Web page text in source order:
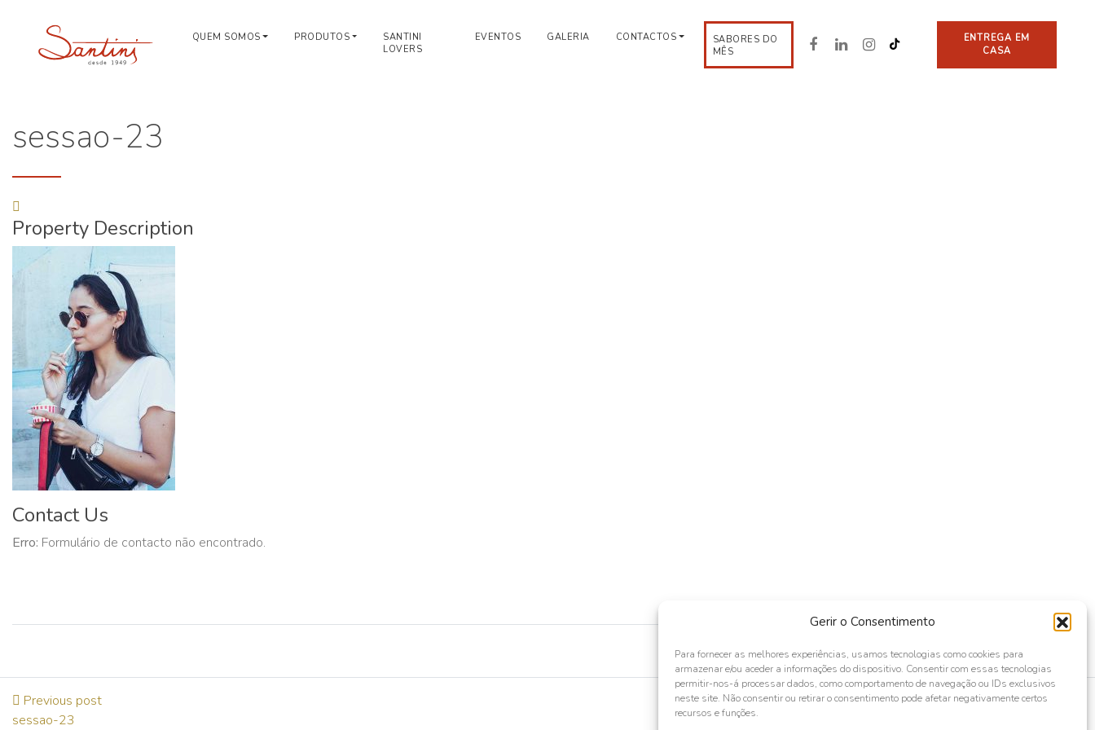
Gerir o Consentimento
Para fornecer as melhores experiências, usamos tecnologias como cookies para
armazenar e/ou aceder a informações do dispositivo. Consentir com essas tecnologias
permitir-nos-á processar dados, como comportamento de navegação ou IDs exclusivos
neste site. Não consentir ou retirar o consentimento pode afetar negativamente certos
recursos e funções.
QUEM SOMOS PRODUTOS
SANTINI
LOVERS
EVENTOS GALERIA CONTACTOS
SABORES DO
MÊS
ENTREGA EM
CASA
sessao-23
Property Description
Contact Us
Erro: Formulário de contacto não encontrado.
Previous post
sessao-23